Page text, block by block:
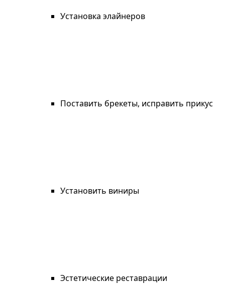
Установка элайнеров
Поставить брекеты, исправить прикус
Установить виниры
Эстетические реставрации